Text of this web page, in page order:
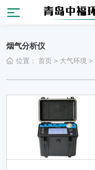
烟气分析仪
位置：首页 > 大气环境>